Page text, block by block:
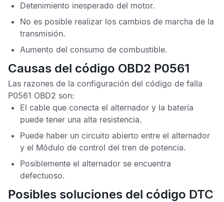
Detenimiento inesperado del motor.
No es posible realizar los cambios de marcha de la
transmisión.
Aumento del consumo de combustible.
Causas del código OBD2 P0561
Las razones de la configuración del código de falla
P0561 OBD2 son:
El cable que conecta el alternador y la batería
puede tener una alta resistencia.
Puede haber un circuito abierto entre el alternador
y el Módulo de control del tren de potencia.
Posiblemente el alternador se encuentra
defectuoso.
Posibles soluciones del código DTC